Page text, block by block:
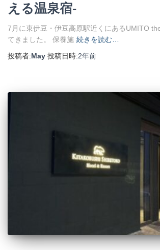
える温泉宿-
7月に東伊豆・伊豆高原駅近くにあるUMITO
てきました。 保養施 続きを読む…
投稿者:May 投稿日時:2年前